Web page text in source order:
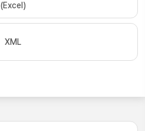
(Excel)
XML